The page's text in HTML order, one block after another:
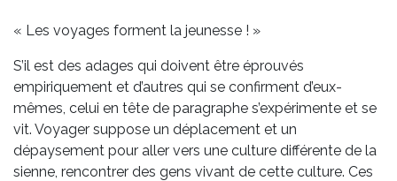
« Les voyages forment la jeunesse ! »
S’il est des adages qui doivent être éprouvés
empiriquement et d’autres qui se confirment d’eux-
mêmes, celui en tête de paragraphe s’expérimente et se
vit. Voyager suppose un déplacement et un
dépaysement pour aller vers une culture différente de la
sienne, rencontrer des gens vivant de cette culture. Ces